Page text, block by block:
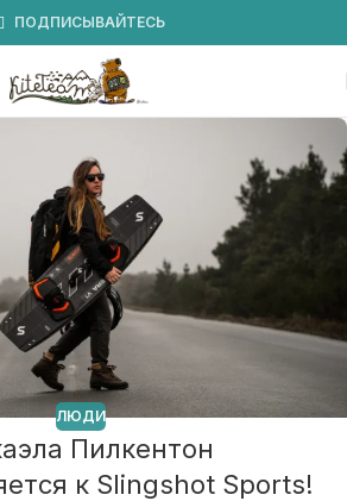
ПОДПИСЫВАЙТЕСЬ
ЛЮДИ
Пилкентон
к Slingshot Sports!